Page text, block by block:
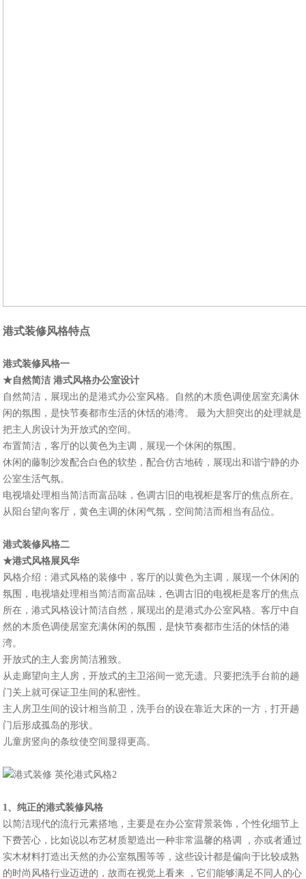
港式装修风格特点
港式装修风格一
★自然简洁 港式风格办公室设计
自然简洁，展现出的是港式办公室风格。自然的木质色调使居室充满休
闲的氛围，是快节奏都市生活的休恬的港湾。 最为大胆突出的处理就是
把主人房设计为开放式的空间。
布置简洁，客厅的以黄色为主调，展现一个休闲的氛围。
休闲的藤制沙发配合白色的软垫，配合仿古地砖，展现出和谐宁静的办
公室生活气氛。
电视墙处理相当简洁而富品味，色调古旧的电视柜是客厅的焦点所在。
从阳台望向客厅，黄色主调的休闲气氛，空间简洁而相当有品位。
港式装修风格二
★港式风格展风华
风格介绍：港式风格的装修中，客厅的以黄色为主调，展现一个休闲的
氛围，电视墙处理相当简洁而富品味，色调古旧的电视柜是客厅的焦点
所在，港式风格设计简洁自然，展现出的是港式办公室风格。客厅中自
然的木质色调使居室充满休闲的氛围，是快节奏都市生活的休恬的港
湾。
开放式的主人套房简洁雅致。
从走廊望向主人房，开放式的主卫浴间一览无遗。只要把洗手台前的趟
门关上就可保证卫生间的私密性。
主人房卫生间的设计相当前卫，洗手台的设在靠近大床的一方，打开趟
门后形成孤岛的形状。
儿童房竖向的条纹使空间显得更高。
1、纯正的港式装修风格
以简洁现代的流行元素搭地，主要是在办公室背景装饰，个性化细节上
下费苦心，比如说以布艺材质塑造出一种非常温馨的格调 ，亦或者通过
实木材料打造出天然的办公室氛围等等，这些设计都是偏向于比较成熟
的时尚风格行业迈进的，故而在视觉上看来 ，它们能够满足不同人的心